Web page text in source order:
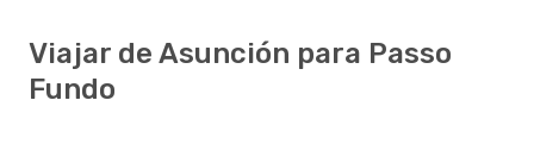
Viajar de Asunción para Passo
Fundo